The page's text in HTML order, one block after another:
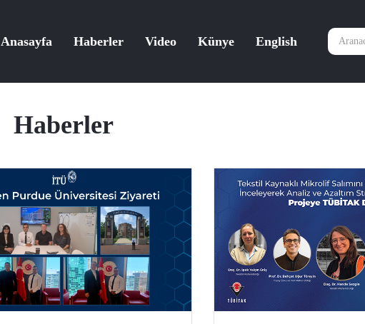
Anasayfa Haberler Video Künye English
Haberler